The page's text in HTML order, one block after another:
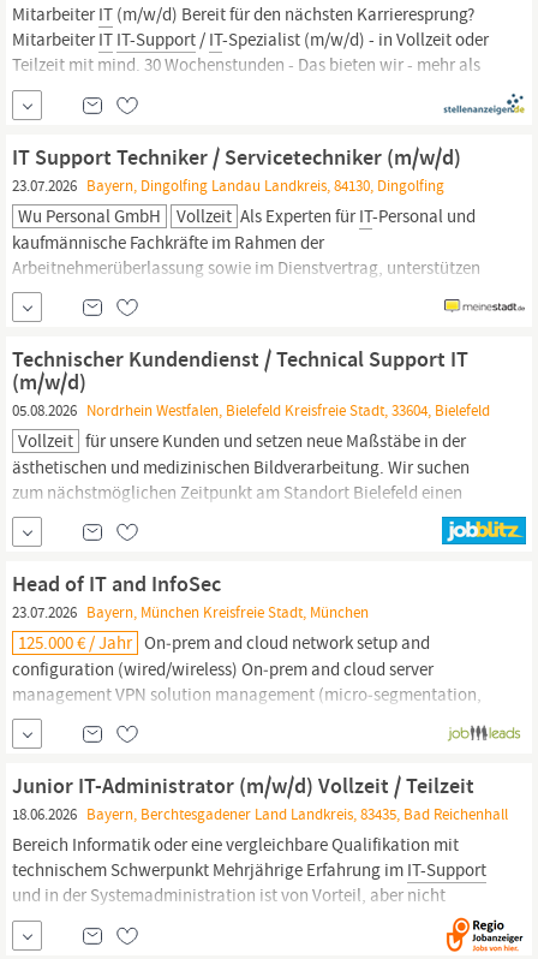
MitarbeiterIT (m/w/d) Bereit für den nächsten Karrieresprung?
MitarbeiterIT IT-Support / IT-Spezialist (m/w/d) - in Vollzeit oder
Teilzeit mit mind. 30 Wochenstunden - Das bieten wir - mehr als
nur ein Job Attraktive Vergütung inkl. 13 übertariflicher Gehälter
und gewinnabhängiger Sonderzahlungen...
IT Support Techniker / Servicetechniker (m/w/d)
23.07.2026 Bayern, Dingolfing Landau Landkreis, 84130, Dingolfing
Wu Personal GmbH Vollzeit Als Experten fürIT-Personal und
kaufmännische Fachkräfte im Rahmen der
Arbeitnehmerüberlassung sowie im Dienstvertrag, unterstützen
wir namhafte nationale und internationale
Tickets eigenständig bearbeiten und Anwenderanfragen
strukturiert lösen Arbeitsschritte dokumentieren und Statuspflege
im Ticketsystem bzw.
Technischer Kundendienst / Technical Support IT
(m/w/d)
05.08.2026 Nordrhein Westfalen, Bielefeld Kreisfreie Stadt, 33604, Bielefeld
Vollzeit für unsere Kunden und setzen neue Maßstäbe in der
ästhetischen und medizinischen Bildverarbeitung. Wir suchen
zum nächstmöglichen Zeitpunkt am Standort Bielefeld einen
Technischer Kundendienst / Technical
(m/w/d) |
Vollzeit Ihre Hauptaufgaben Telefonische Betreuung von
Head of IT and InfoSec
23.07.2026 Bayern, München Kreisfreie Stadt, München
125.000 € / Jahr On‑prem and cloud network setup and
configuration (wired/wireless) On‑prem and cloud server
management VPN solution management (micro‑segmentation,
policies and rules) Integrations between various
systems Linux
and macOS endpoint management
services delivery ManageIT
services delivery, ticketing system,
support requests, act as a...
Junior IT-Administrator (m/w/d) Vollzeit / Teilzeit
18.06.2026 Bayern, Berchtesgadener Land Landkreis, 83435, Bad Reichenhall
Bereich Informatik oder eine vergleichbare Qualifikation mit
technischem Schwerpunkt Mehrjährige Erfahrung im IT-Support
und in der Systemadministration ist von Vorteil, aber nicht
zwingend erforderlich Fundierte Kenntnisse in Microsoft-
Produkten und -Technologien (z.B. Office 365, Exchange)